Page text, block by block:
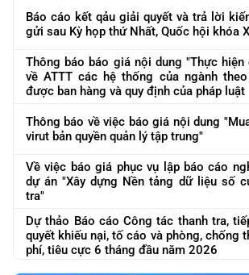
Báo cáo kết qảu giải quyết và trả lời
gửi sau Kỳ họp thứ Nhất, Quốc hội khóa
Thông báo báo giá nội dung "Thực
về ATTT các hệ thống của ngành
được ban hàng và quy định của pháp luật
Thông báo về việc báo giá nội dung
virut bản quyền quản lý tập trung"
Về việc báo giá phục vụ lập báo cáo
dự án "Xây dựng Nền tảng dữ liệu số
tra"
Dự thảo Báo cáo Công tác thanh tra,
quyết khiếu nại, tố cáo và phòng, chống
phí, tiêu cực 6 tháng đầu năm 2026